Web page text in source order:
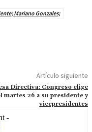
Mariano Gonzales;
Artículo siguiente
Directiva: Congreso elige
martes 26 a su presidente y
vicepresidentes
-